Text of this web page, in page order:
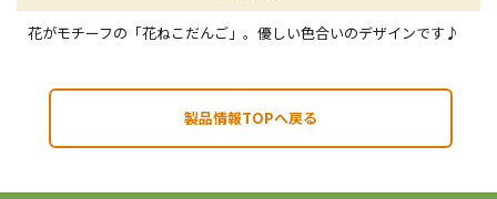
花がモチーフの「花ねこだんご」。優しい色合いのデザインです♪
製品情報TOPへ戻る